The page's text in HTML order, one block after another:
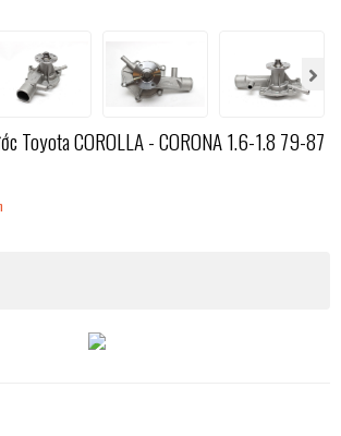
Toyota COROLLA - CORONA 1.6-1.8 79-87